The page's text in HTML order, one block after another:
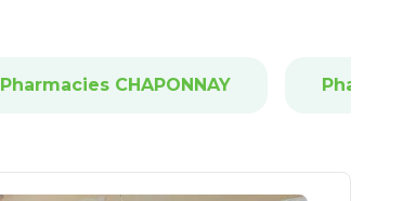
Pharmacies CHAPONNAY